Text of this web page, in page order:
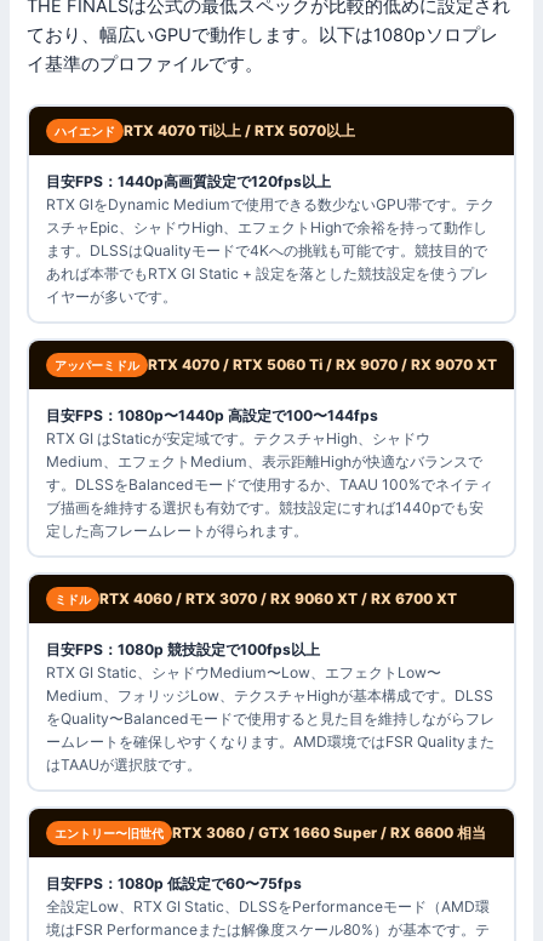
THE FINALSは公式の最低スペックが比較的低めに設定され
ており、幅広いGPUで動作します。以下は1080pソロプレ
イ基準のプロファイルです。
ハイエンド RTX 4070 Ti以上 / RTX 5070以上
目安FPS：1440p高画質設定で120fps以上
RTX GIをDynamic Mediumで使用できる数少ないGPU帯です。テク
スチャEpic、シャドウHigh、エフェクトHighで余裕を持って動作し
ます。DLSSはQualityモードで4Kへの挑戦も可能です。競技目的で
あれば本帯でもRTX GI Static + 設定を落とした競技設定を使うプレ
イヤーが多いです。
アッパーミドル RTX 4070 / RTX 5060 Ti / RX 9070 / RX 9070 XT
目安FPS：1080p〜1440p 高設定で100〜144fps
RTX GI はStaticが安定域です。テクスチャHigh、シャドウ
Medium、エフェクトMedium、表示距離Highが快適なバランスで
す。DLSSをBalancedモードで使用するか、TAAU 100%でネイティ
ブ描画を維持する選択も有効です。競技設定にすれば1440pでも安
定した高フレームレートが得られます。
ミドル RTX 4060 / RTX 3070 / RX 9060 XT / RX 6700 XT
目安FPS：1080p 競技設定で100fps以上
RTX GI Static、シャドウMedium〜Low、エフェクトLow〜
Medium、フォリッジLow、テクスチャHighが基本構成です。DLSS
をQuality〜Balancedモードで使用すると見た目を維持しながらフレ
ームレートを確保しやすくなります。AMD環境ではFSR Qualityまた
はTAAUが選択肢です。
エントリー〜旧世代 RTX 3060 / GTX 1660 Super / RX 6600 相当
目安FPS：1080p 低設定で60〜75fps
全設定Low、RTX GI Static、DLSSをPerformanceモード（AMD環
境はFSR Performanceまたは解像度スケール80%）が基本です。テ